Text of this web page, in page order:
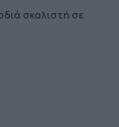
σκαλιστή σε